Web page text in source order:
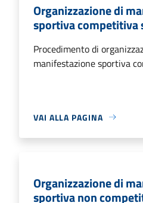
Organizzazione di
sportiva competitiva
Procedimento di
manifestazione sportiva
VAI ALLA PAGINA
Organizzazione di
sportiva non